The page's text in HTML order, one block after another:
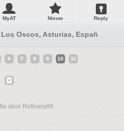
MyAT Nieuw Reply
Oscos, Asturias, España
6 7 8 9 10 11
door Refinery89